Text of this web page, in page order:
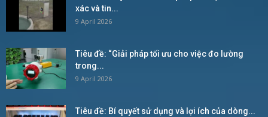
xác và tin...
9 April 2026
Tiêu đề: “Giải pháp tối ưu cho việc đo lường
trong...
9 April 2026
Tiêu đề: Bí quyết sử dụng và lợi ích của dòng...